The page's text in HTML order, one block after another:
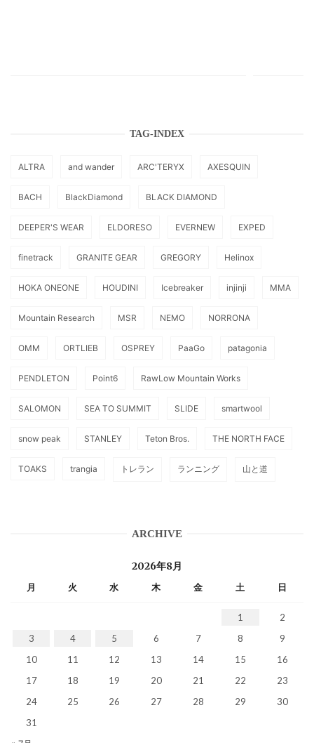
TAG-INDEX
ALTRA and wander ARC'TERYX AXESQUIN
BACH BlackDiamond BLACK DIAMOND
DEEPER'S WEAR ELDORESO EVERNEW EXPED
finetrack GRANITE GEAR GREGORY Helinox
HOKA ONEONE HOUDINI Icebreaker injinji MMA
Mountain Research MSR NEMO NORRONA
OMM ORTLIEB OSPREY PaaGo patagonia
PENDLETON Point6 RawLow Mountain Works
SALOMON SEA TO SUMMIT SLIDE smartwool
snow peak STANLEY Teton Bros. THE NORTH FACE
TOAKS trangia トレラン ランニング 山と道
ARCHIVE
2026年8月
月 火 水 木 金 土 日
1
2
3
4 5 6 7 8
9
10
11 12 13 14 15
16
17
18 19 20 21 22
23
24
25 26 27 28 29
30
31